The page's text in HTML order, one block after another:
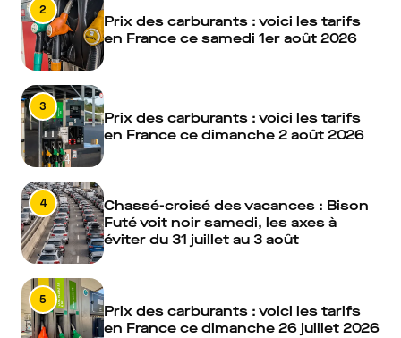
2
Prix des carburants : voici les tarifs
en France ce samedi 1er août 2026
3
Prix des carburants : voici les tarifs
en France ce dimanche 2 août 2026
4
Chassé-croisé des vacances : Bison
Futé voit noir samedi, les axes à
éviter du 31 juillet au 3 août
5
Prix des carburants : voici les tarifs
en France ce dimanche 26 juillet 2026